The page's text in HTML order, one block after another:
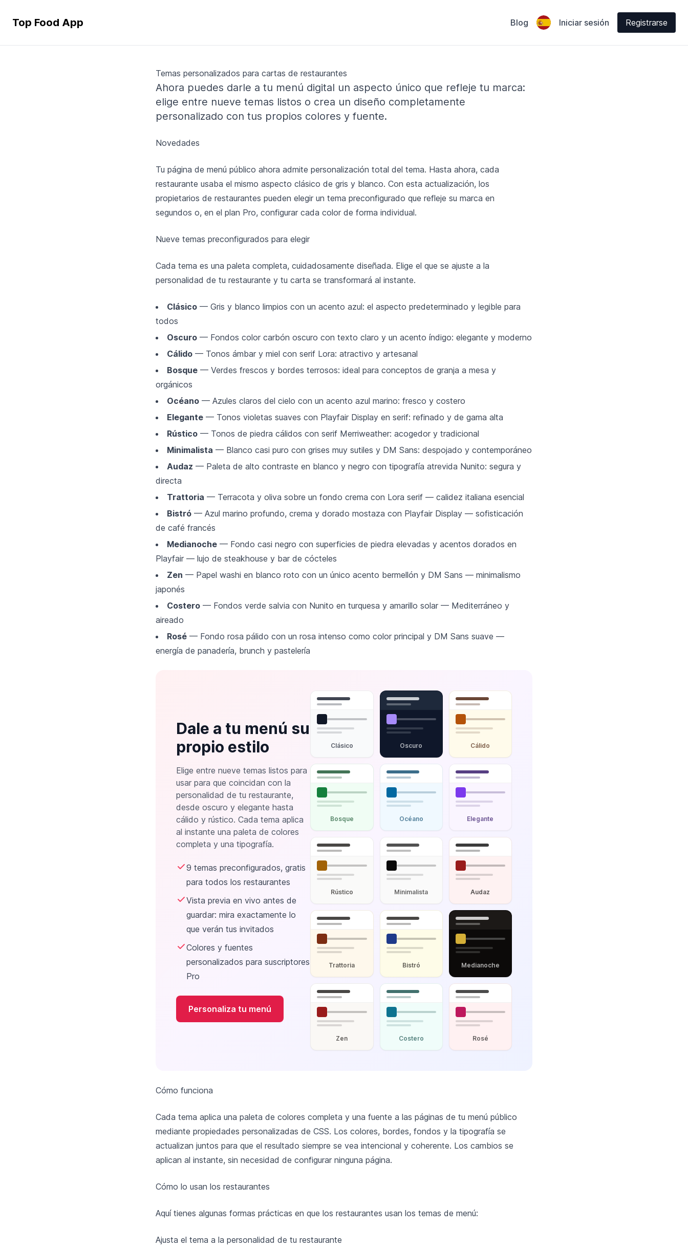
Top Food App Blog Iniciar sesión Registrarse
Temas personalizados para cartas de restaurantes
Ahora puedes darle a tu menú digital un aspecto único que refleje tu marca:
elige entre nueve temas listos o crea un diseño completamente
personalizado con tus propios colores y fuente.
Novedades
Tu página de menú público ahora admite personalización total del tema. Hasta ahora, cada
restaurante usaba el mismo aspecto clásico de gris y blanco. Con esta actualización, los
propietarios de restaurantes pueden elegir un tema preconfigurado que refleje su marca en
segundos o, en el plan Pro, configurar cada color de forma individual.
Nueve temas preconfigurados para elegir
Cada tema es una paleta completa, cuidadosamente diseñada. Elige el que se ajuste a la
personalidad de tu restaurante y tu carta se transformará al instante.
Clásico — Gris y blanco limpios con un acento azul: el aspecto predeterminado y legible para
todos
Oscuro — Fondos color carbón oscuro con texto claro y un acento índigo: elegante y moderno
Cálido — Tonos ámbar y miel con serif Lora: atractivo y artesanal
Bosque — Verdes frescos y bordes terrosos: ideal para conceptos de granja a mesa y
orgánicos
Océano — Azules claros del cielo con un acento azul marino: fresco y costero
Elegante — Tonos violetas suaves con Playfair Display en serif: refinado y de gama alta
Rústico — Tonos de piedra cálidos con serif Merriweather: acogedor y tradicional
Minimalista — Blanco casi puro con grises muy sutiles y DM Sans: despojado y contemporáneo
Audaz — Paleta de alto contraste en blanco y negro con tipografía atrevida Nunito: segura y
directa
Trattoria — Terracota y oliva sobre un fondo crema con Lora serif — calidez italiana esencial
Bistró — Azul marino profundo, crema y dorado mostaza con Playfair Display — sofisticación
de café francés
Medianoche — Fondo casi negro con superficies de piedra elevadas y acentos dorados en
Playfair — lujo de steakhouse y bar de cócteles
Zen — Papel washi en blanco roto con un único acento bermellón y DM Sans — minimalismo
japonés
Costero — Fondos verde salvia con Nunito en turquesa y amarillo solar — Mediterráneo y
aireado
Rosé — Fondo rosa pálido con un rosa intenso como color principal y DM Sans suave —
energía de panadería, brunch y pastelería
Dale a tu menú su
propio estilo
Elige entre nueve temas listos para
usar para que coincidan con la
personalidad de tu restaurante,
desde oscuro y elegante hasta
cálido y rústico. Cada tema aplica
al instante una paleta de colores
completa y una tipografía.
9 temas preconfigurados, gratis
para todos los restaurantes
Vista previa en vivo antes de
guardar: mira exactamente lo
que verán tus invitados
Colores y fuentes
personalizados para suscriptores
Pro
Personaliza tu menú
Clásico Oscuro Cálido
Bosque Océano Elegante
Rústico Minimalista Audaz
Trattoria Bistró Medianoche
Zen Costero Rosé
Cómo funciona
Cada tema aplica una paleta de colores completa y una fuente a las páginas de tu menú público
mediante propiedades personalizadas de CSS. Los colores, bordes, fondos y la tipografía se
actualizan juntos para que el resultado siempre se vea intencional y coherente. Los cambios se
aplican al instante, sin necesidad de configurar ninguna página.
Cómo lo usan los restaurantes
Aquí tienes algunas formas prácticas en que los restaurantes usan los temas de menú:
Ajusta el tema a la personalidad de tu restaurante